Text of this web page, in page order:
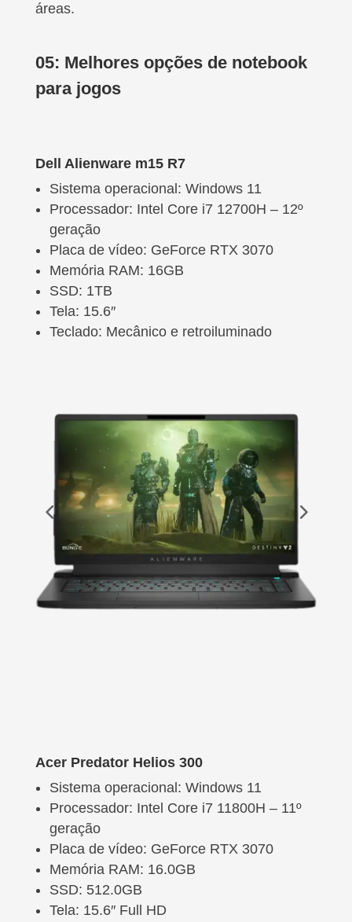
áreas.
05: Melhores opções de notebook
para jogos
Dell Alienware m15 R7
Sistema operacional: Windows 11
Processador: Intel Core i7 12700H – 12º
geração
Placa de vídeo: GeForce RTX 3070
Memória RAM: 16GB
SSD: 1TB
Tela: 15.6″
Teclado: Mecânico e retroiluminado
Acer Predator Helios 300
Sistema operacional: Windows 11
Processador: Intel Core i7 11800H – 11º
geração
Placa de vídeo: GeForce RTX 3070
Memória RAM: 16.0GB
SSD: 512.0GB
Tela: 15.6″ Full HD